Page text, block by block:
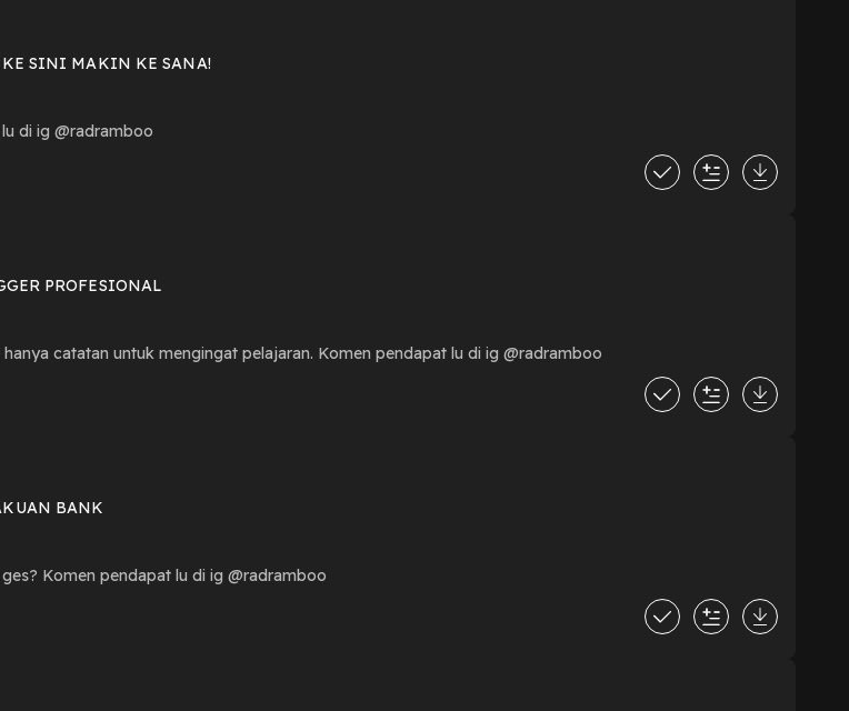
SINI MAKIN KE SANA!
pendapat lu di ig ⁠@radramboo
PROFESIONAL
Bukan menggurui, bukan mengajari. Ini hanya catatan untuk mengingat pelajaran. Komen pendapat lu di ig ⁠@radramboo
BANK
Komen pendapat lu di ig @radramboo